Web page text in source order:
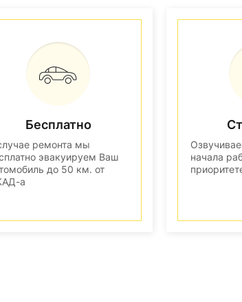
Бесплатно
ремонта мы
эвакуируем Ваш
до 50 км. от
а
начала